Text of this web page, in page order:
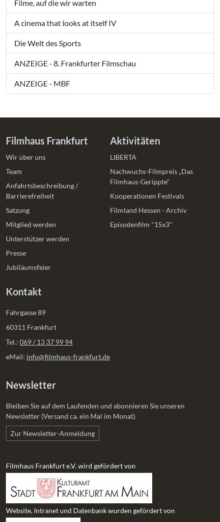
Filme, auf die wir warten
A cinema that looks at itself IV
Die Welt des Sports
ANZEIGE - 8. Frankfurter Filmschau
ANZEIGE - MBF
Filmhaus Frankfurt
Wir über uns
Team
Anfahrtsbeschreibung /
Barrierefreiheit
Satzung
Mitglied werden
Unterstützer werden
Presse
Jubiläumsfeier
Aktivitäten
LIBERTA
Nachwuchs-Filmpreis „Das
Filmhaus-Gerippte“
Kooperationen Festivals
Filmland Hessen - Archiv
Episodenfilm "15x3"
Kontakt
Fahrgasse 89
60311 Frankfurt
Tel.: 069 / 13 37 99 94
eMail: info@filmhaus-frankfurt.de
Newsletter
Bleiben Sie auf dem Laufenden und abonnieren Sie unseren
Newsletter (Versand ca. ein Mal im Monat).
Zur Newsletter-Anmeldung
Filmhaus Frankfurt e.V. wird gefördert von
Website, Intranet und Datenbank wurden gefördert von